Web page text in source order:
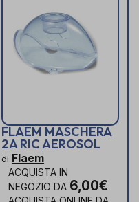
FLAEM MASCHERA
2A RIC AEROSOL
di Flaem
ACQUISTA IN
NEGOZIO DA 6,00€